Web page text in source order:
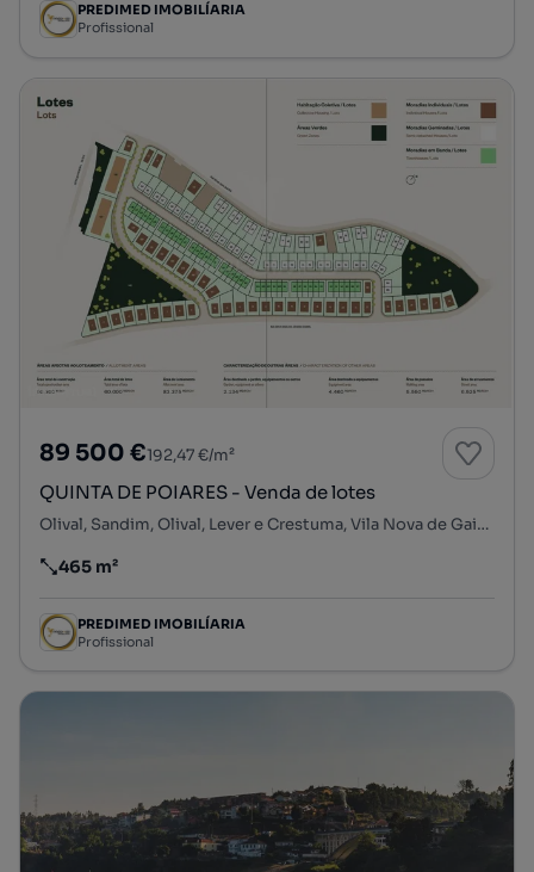
PREDIMED IMOBILÍARIA
Profissional
89 500 €192,47 €/m²
QUINTA DE POIARES - Venda de lotes
Olival, Sandim, Olival, Lever e Crestuma, Vila Nova de Gaia, Porto
Preço por metro quadrado
465 m²
PREDIMED IMOBILÍARIA
Profissional